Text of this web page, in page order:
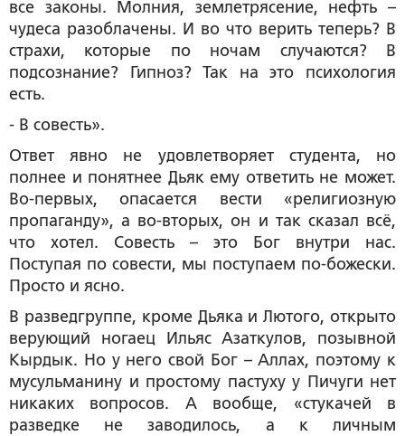
все законы. Молния, землетрясение, нефть –
чудеса разоблачены. И во что верить теперь? В
страхи, которые по ночам случаются? В
подсознание? Гипноз? Так на это психология
есть.
- В совесть».
Ответ явно не удовлетворяет студента, но
полнее и понятнее Дьяк ему ответить не может.
Во-первых, опасается вести «религиозную
пропаганду», а во-вторых, он и так сказал всё,
что хотел. Совесть – это Бог внутри нас.
Поступая по совести, мы поступаем по-божески.
Просто и ясно.
В разведгруппе, кроме Дьяка и Лютого, открыто
верующий ногаец Ильяс Азаткулов, позывной
Кырдык. Но у него свой Бог – Аллах, поэтому к
мусульманину и простому пастуху у Пичуги нет
никаких вопросов. А вообще, «стукачей в
разведке не заводилось, а к личным